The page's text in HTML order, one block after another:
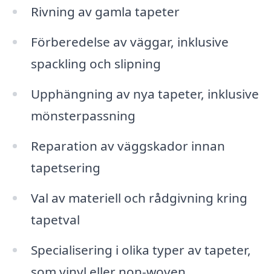
Rivning av gamla tapeter
Förberedelse av väggar, inklusive
spackling och slipning
Upphängning av nya tapeter, inklusive
mönsterpassning
Reparation av väggskador innan
tapetsering
Val av materiell och rådgivning kring
tapetval
Specialisering i olika typer av tapeter,